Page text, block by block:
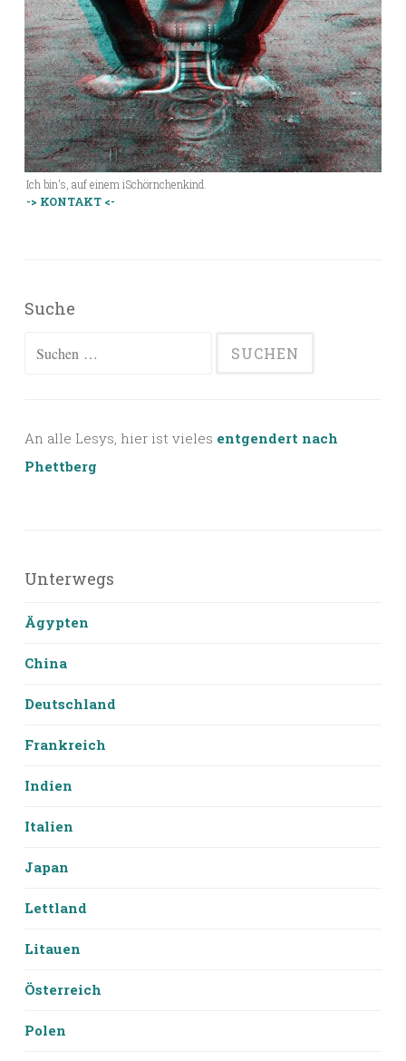
Ich bin's, auf einem iSchörnchenkind.
-> KONTAKT <-
Suche
Suchen
An alle Lesys, hier ist vieles entgendert nach
Phettberg
Unterwegs
Ägypten
China
Deutschland
Frankreich
Indien
Italien
Japan
Lettland
Litauen
Österreich
Polen